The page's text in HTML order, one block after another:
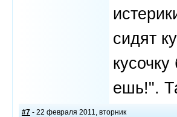
сидят
ешь!".
#7 - 22 февраля 2011, вторник